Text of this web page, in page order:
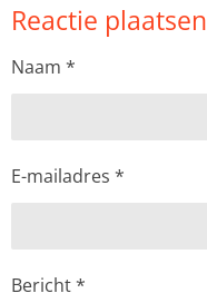
e
n
l
r
e
e
n
Reactie plaatsen
Naam *
E-mailadres *
Bericht *